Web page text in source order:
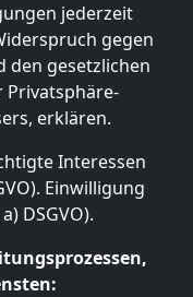
jederzeit
gegen
den gesetzlichen
Privatsphäre-
erklären.
Interessen
Einwilligung
DSGVO).